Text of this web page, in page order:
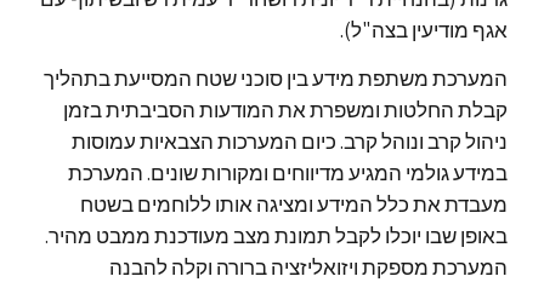
אגף מודיעין בצה"ל).
המערכת משתפת מידע בין סוכני שטח המסייעת בתהליך
קבלת החלטות ומשפרת את המודעות הסביבתית בזמן
ניהול קרב ונוהל קרב. כיום המערכות הצבאיות עמוסות
במידע גולמי המגיע מדיווחים ומקורות שונים. המערכת
מעבדת את כלל המידע ומציגה אותו ללוחמים בשטח
באופן שבו יוכלו לקבל תמונת מצב מעודכנת ממבט מהיר.
המערכת מספקת ויזואליזציה ברורה וקלה להבנה